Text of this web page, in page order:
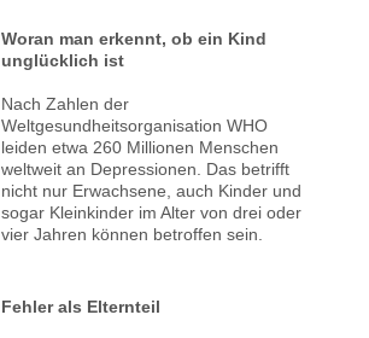
Woran man erkennt, ob ein Kind
unglücklich ist
Nach Zahlen der
Weltgesundheitsorganisation WHO
leiden etwa 260 Millionen Menschen
weltweit an Depressionen. Das betrifft
nicht nur Erwachsene, auch Kinder und
sogar Kleinkinder im Alter von drei oder
vier Jahren können betroffen sein.
Fehler als Elternteil